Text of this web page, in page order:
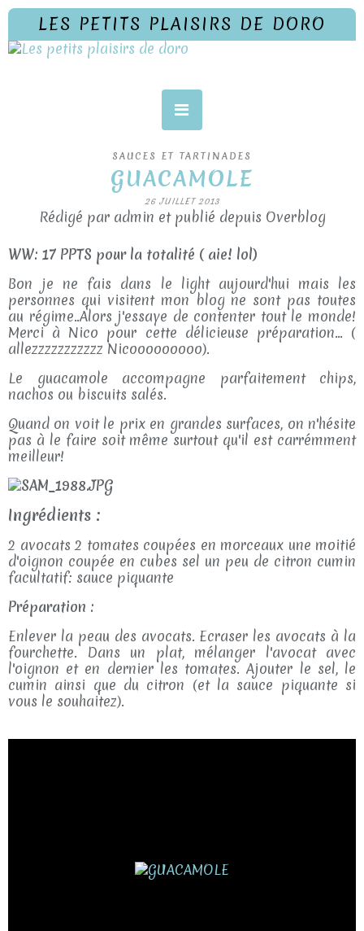
LES PETITS PLAISIRS DE DORO
SAUCES ET TARTINADES
GUACAMOLE
26 JUILLET 2013
Rédigé par admin et publié depuis Overblog
WW: 17 PPTS pour la totalité ( aie! lol)
Bon je ne fais dans le light aujourd'hui mais les
personnes qui visitent mon blog ne sont pas toutes
au régime..Alors j'essaye de contenter tout le monde!
Merci à Nico pour cette délicieuse préparation... (
allezzzzzzzzzzz Nicooooooooo).
Le guacamole accompagne parfaitement chips,
nachos ou biscuits salés.
Quand on voit le prix en grandes surfaces, on n'hésite
pas à le faire soit même surtout qu'il est carrémment
meilleur!
Ingrédients :
2 avocats 2 tomates coupées en morceaux une moitié
d'oignon coupée en cubes sel un peu de citron cumin
facultatif: sauce piquante
Préparation :
Enlever la peau des avocats. Ecraser les avocats à la
fourchette. Dans un plat, mélanger l'avocat avec
l'oignon et en dernier les tomates. Ajouter le sel, le
cumin ainsi que du citron (et la sauce piquante si
vous le souhaitez).